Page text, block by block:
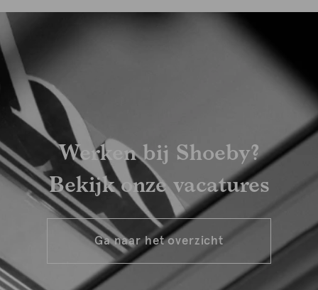
Werken bij Shoeby?
Bekijk onze vacatures
Ga naar het overzicht